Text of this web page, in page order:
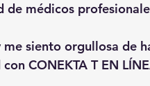
de médicos
me siento orgullosa de
CONEKTA T EN